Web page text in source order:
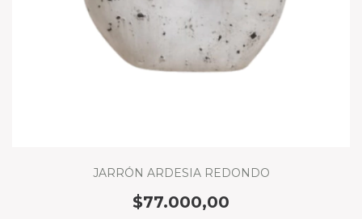
JARRÓN ARDESIA REDONDO
$77.000,00